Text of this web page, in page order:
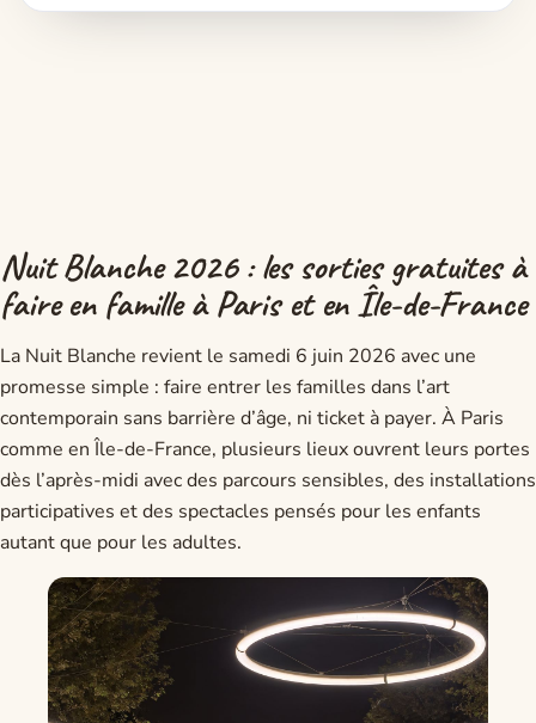
Nuit Blanche 2026 : les sorties gratuites à
faire en famille à Paris et en Île-de-France
La Nuit Blanche revient le samedi 6 juin 2026 avec une
promesse simple : faire entrer les familles dans l’art
contemporain sans barrière d’âge, ni ticket à payer. À Paris
comme en Île-de-France, plusieurs lieux ouvrent leurs portes
dès l’après-midi avec des parcours sensibles, des installations
participatives et des spectacles pensés pour les enfants
autant que pour les adultes.